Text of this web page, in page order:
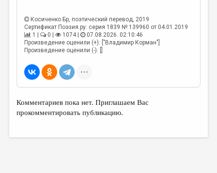
Косиченко Бр, поэтический перевод, 2019
Сертификат Поэзия.ру: серия 1839 № 139960 от 04.01.2019
1 |
0 | 1074 |
07.08.2026. 02:10:46
Произведение оценили (+): ["Владимир Корман"]
Произведение оценили (-): []
Комментариев пока нет. Приглашаем Вас
прокомментировать публикацию.